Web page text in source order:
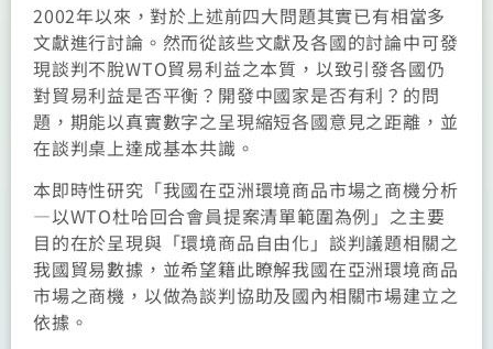
2002年以來，對於上述前四大問題其實已有相當多
文獻進行討論。然而從該些文獻及各國的討論中可發
現談判不脫WTO貿易利益之本質，以致引發各國仍
對貿易利益是否平衡？開發中國家是否有利？的問
題，期能以真實數字之呈現縮短各國意見之距離，並
在談判桌上達成基本共識。
本即時性研究「我國在亞洲環境商品市場之商機分析
—以WTO杜哈回合會員提案清單範圍為例」之主要
目的在於呈現與「環境商品自由化」談判議題相關之
我國貿易數據，並希望籍此瞭解我國在亞洲環境商品
市場之商機，以做為談判協助及國內相關市場建立之
依據。